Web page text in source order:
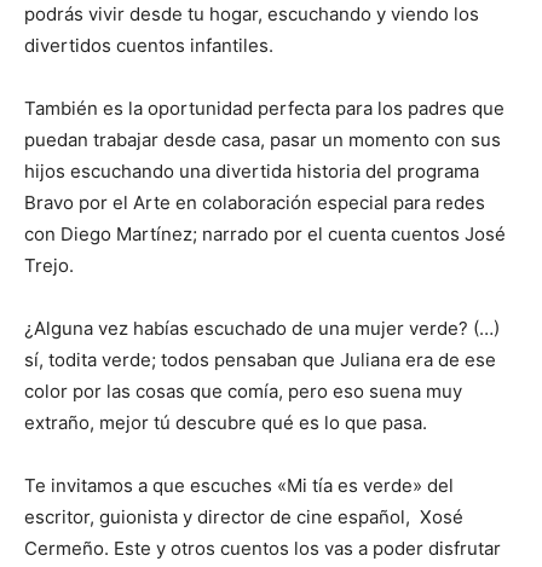
podrás vivir desde tu hogar, escuchando y viendo los
divertidos cuentos infantiles.
También es la oportunidad perfecta para los padres que
puedan trabajar desde casa, pasar un momento con sus
hijos escuchando una divertida historia del programa
Bravo por el Arte en colaboración especial para redes
con Diego Martínez; narrado por el cuenta cuentos José
Trejo.
¿Alguna vez habías escuchado de una mujer verde? (…)
sí, todita verde; todos pensaban que Juliana era de ese
color por las cosas que comía, pero eso suena muy
extraño, mejor tú descubre qué es lo que pasa.
Te invitamos a que escuches «Mi tía es verde» del
escritor, guionista y director de cine español, Xosé
Cermeño. Este y otros cuentos los vas a poder disfrutar